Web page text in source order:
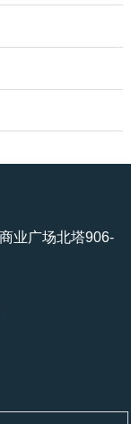
业广场北塔906-